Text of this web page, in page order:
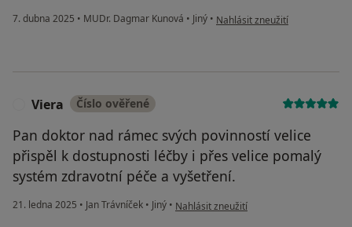
7. dubna 2025 • MUDr. Dagmar Kunová • Jiný • podle názoru uživatele Tomáš
Nahlásit zneužití
Viera Číslo ověřené
Pan doktor nad rámec svých povinností velice
přispěl k dostupnosti léčby i přes velice pomalý
systém zdravotní péče a vyšetření.
21. ledna 2025 • Jan Trávníček • Jiný • podle názoru uživatele Viera
Nahlásit zneužití